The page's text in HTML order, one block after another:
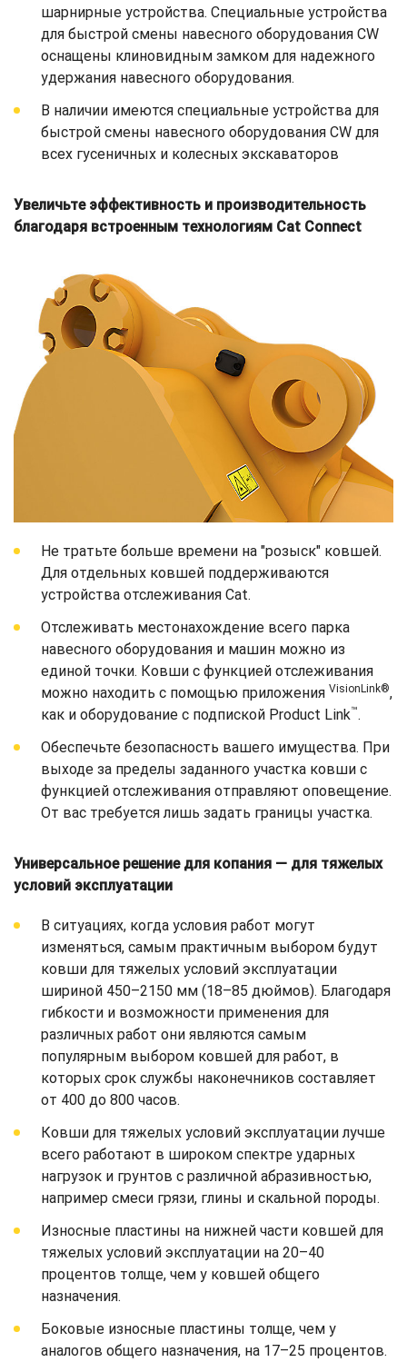
шарнирные устройства. Специальные устройства
для быстрой смены навесного оборудования CW
оснащены клиновидным замком для надежного
удержания навесного оборудования.
В наличии имеются специальные устройства для
быстрой смены навесного оборудования CW для
всех гусеничных и колесных экскаваторов
Увеличьте эффективность и производительность
благодаря встроенным технологиям Cat Connect
Не тратьте больше времени на "розыск" ковшей.
Для отдельных ковшей поддерживаются
устройства отслеживания Cat.
Отслеживать местонахождение всего парка
навесного оборудования и машин можно из
единой точки. Ковши с функцией отслеживания
можно находить с помощью приложения VisionLink®,
как и оборудование с подпиской Product Link™.
Обеспечьте безопасность вашего имущества. При
выходе за пределы заданного участка ковши с
функцией отслеживания отправляют оповещение.
От вас требуется лишь задать границы участка.
Универсальное решение для копания — для тяжелых
условий эксплуатации
В ситуациях, когда условия работ могут
изменяться, самым практичным выбором будут
ковши для тяжелых условий эксплуатации
шириной 450–2150 мм (18–85 дюймов). Благодаря
гибкости и возможности применения для
различных работ они являются самым
популярным выбором ковшей для работ, в
которых срок службы наконечников составляет
от 400 до 800 часов.
Ковши для тяжелых условий эксплуатации лучше
всего работают в широком спектре ударных
нагрузок и грунтов с различной абразивностью,
например смеси грязи, глины и скальной породы.
Износные пластины на нижней части ковшей для
тяжелых условий эксплуатации на 20–40
процентов толще, чем у ковшей общего
назначения.
Боковые износные пластины толще, чем у
аналогов общего назначения, на 17–25 процентов.